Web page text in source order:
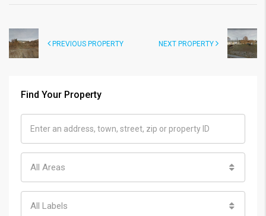
PREVIOUS PROPERTY NEXT PROPERTY
Find Your Property
All Areas
All Labels